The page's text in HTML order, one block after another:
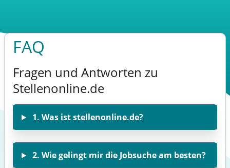
FAQ
Fragen und Antworten zu
Stellenonline.de
1. Was ist stellenonline.de?
2. Wie gelingt mir die Jobsuche am besten?